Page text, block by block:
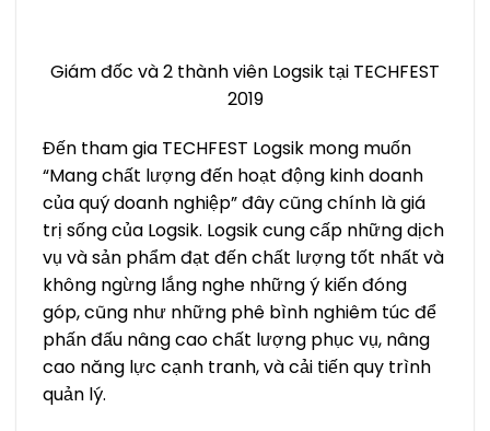
Giám đốc và 2 thành viên Logsik tại TECHFEST
2019
Đến tham gia TECHFEST Logsik mong muốn
“Mang chất lượng đến hoạt động kinh doanh
của quý doanh nghiệp” đây cũng chính là giá
trị sống của Logsik. Logsik cung cấp những dịch
vụ và sản phẩm đạt đến chất lượng tốt nhất và
không ngừng lắng nghe những ý kiến đóng
góp, cũng như những phê bình nghiêm túc để
phấn đấu nâng cao chất lượng phục vụ, nâng
cao năng lực cạnh tranh, và cải tiến quy trình
quản lý.